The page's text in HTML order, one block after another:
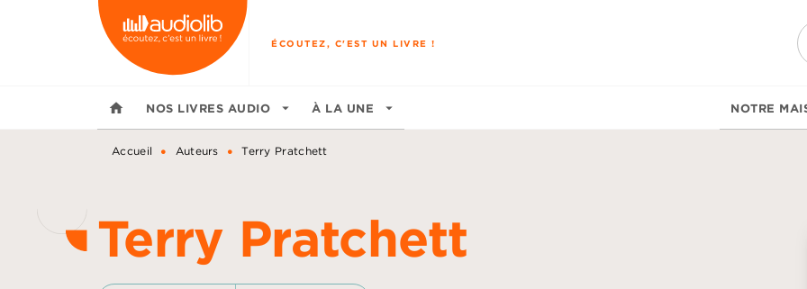
MENU RECHERCHE
ÉCOUTEZ, C'EST UN LIVRE !
home NOS LIVRES AUDIO arrow_drop_down À LA UNE arrow_drop_down NOTRE
Accueil • Auteurs • Terry Pratchett
Terry Pratchett